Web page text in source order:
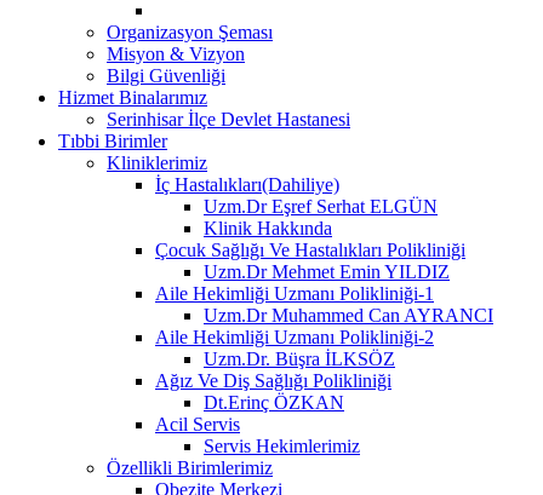
Organizasyon Şeması
Misyon & Vizyon
Bilgi Güvenliği
Hizmet Binalarımız
Serinhisar İlçe Devlet Hastanesi
Tıbbi Birimler
Kliniklerimiz
İç Hastalıkları(Dahiliye)
Uzm.Dr Eşref Serhat ELGÜN
Klinik Hakkında
Çocuk Sağlığı Ve Hastalıkları Polikliniği
Uzm.Dr Mehmet Emin YILDIZ
Aile Hekimliği Uzmanı Polikliniği-1
Uzm.Dr Muhammed Can AYRANCI
Aile Hekimliği Uzmanı Polikliniği-2
Uzm.Dr. Büşra İLKSÖZ
Ağız Ve Diş Sağlığı Polikliniği
Dt.Erinç ÖZKAN
Acil Servis
Servis Hekimlerimiz
Özellikli Birimlerimiz
Obezite Merkezi